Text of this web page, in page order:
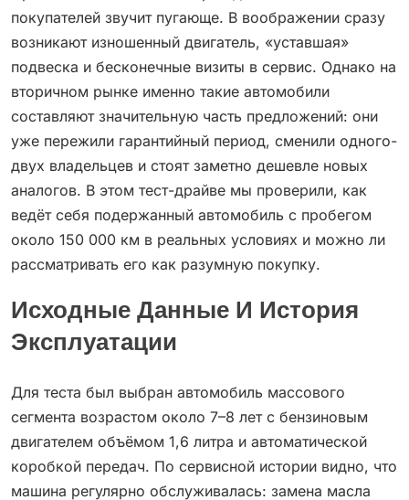
покупателей звучит пугающе. В воображении сразу
возникают изношенный двигатель, «уставшая»
подвеска и бесконечные визиты в сервис. Однако на
вторичном рынке именно такие автомобили
составляют значительную часть предложений: они
уже пережили гарантийный период, сменили одного-
двух владельцев и стоят заметно дешевле новых
аналогов. В этом тест-драйве мы проверили, как
ведёт себя подержанный автомобиль с пробегом
около 150 000 км в реальных условиях и можно ли
рассматривать его как разумную покупку.
Исходные Данные И История
Эксплуатации
Для теста был выбран автомобиль массового
сегмента возрастом около 7–8 лет с бензиновым
двигателем объёмом 1,6 литра и автоматической
коробкой передач. По сервисной истории видно, что
машина регулярно обслуживалась: замена масла